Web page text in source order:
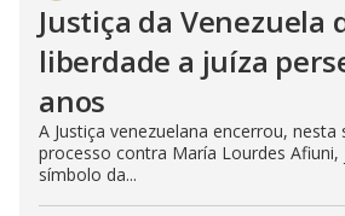
Justiça da Venezuela
liberdade a juíza
anos
A Justiça venezuelana encerrou,
processo contra María Lourdes
símbolo da...